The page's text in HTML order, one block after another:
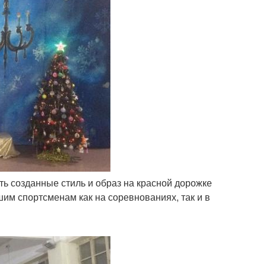
созданные стиль и образ на красной дорожке
спортсменам как на соревнованиях, так и в